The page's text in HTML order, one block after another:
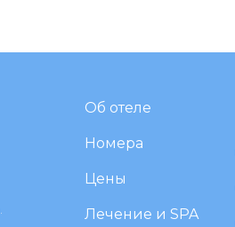
Об отеле
Номера
Цены
Лечение и SPA